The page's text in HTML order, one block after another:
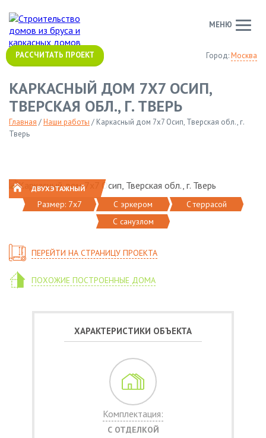
Город:Москва
РАССЧИТАТЬ ПРОЕКТ
МЕНЮ
КАРКАСНЫЙ ДОМ 7Х7 ОСИП,
ТВЕРСКАЯ ОБЛ., Г. ТВЕРЬ
Главная /Наши работы / Каркасный дом 7х7 Осип, Тверская обл., г.
Тверь
ДВУХЭТАЖНЫЙ
Размер: 7х7 С эркером
C террасой
С санузлом
ПЕРЕЙТИ НА СТРАНИЦУ ПРОЕКТА
ПОХОЖИЕ ПОСТРОЕННЫЕ ДОМА
ХАРАКТЕРИСТИКИ ОБЪЕКТА
Комплектация:
С ОТДЕЛКОЙ